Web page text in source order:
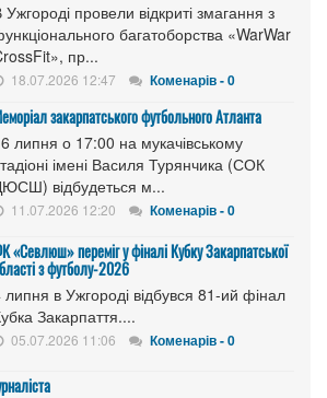
Ужгороді провели відкриті змагання з
багатоборства «WarWar
пр...
18.07.2026 12:47 Коменарів - 0
закарпатського футбольного Атланта
липня о 17:00 на мукачівському
імені Василя Турянчика (СОК
відбудеться м...
11.07.2026 12:20 Коменарів - 0
«Севлюш» переміг у фіналі Кубку Закарпатської
з футболу-2026
липня в Ужгороді відбувся 81-ий фінал
Закарпаття....
05.07.2026 11:06 Коменарів - 0